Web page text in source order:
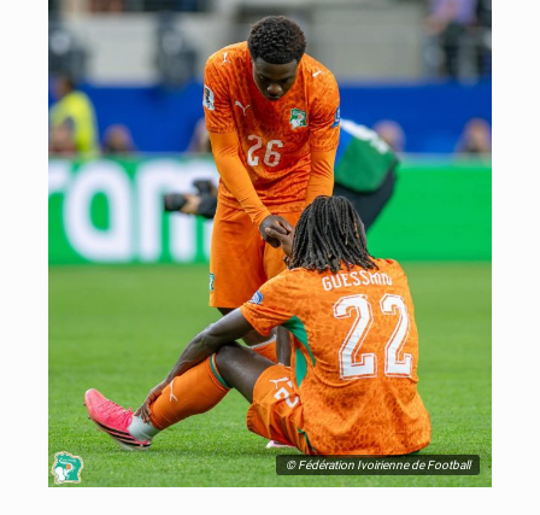
© Fédération Ivoirienne de Football